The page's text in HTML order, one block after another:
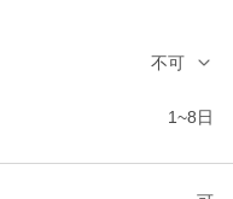
不可
1~8日